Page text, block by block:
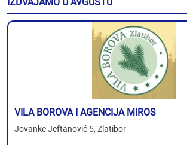
VILA BOROVA I AGENCIJA MIROS
Jovanke Jeftanović 5, Zlatibor